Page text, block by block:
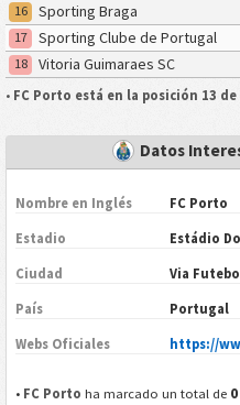
16
Sporting Braga
17
Sporting Clube de Portugal
18
Vitoria Guimaraes SC
• FC Porto está en la posición 13
Datos
Nombre en Inglés FC Porto
Estadio Estádio
Ciudad Via
País Portugal
Webs Oficiales https://
• FC Porto ha marcado un total de 0